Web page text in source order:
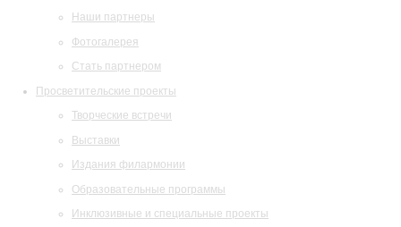
Наши партнеры
Фотогалерея
Стать партнером
Просветительские проекты
Творческие встречи
Выставки
Издания филармонии
Образовательные программы
Инклюзивные и специальные проекты